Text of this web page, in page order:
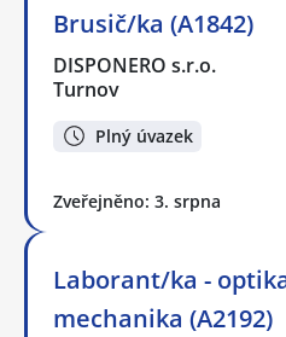
Brusič/ka (A1842)
DISPONERO s.r.o.
Turnov
Plný úvazek
Zveřejněno: 3. srpna
Laborant/ka -
mechanika (A2192)